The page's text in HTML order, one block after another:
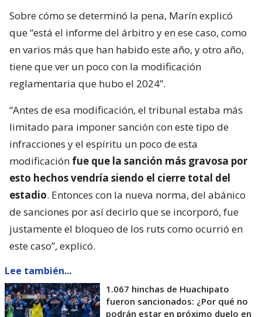
Sobre cómo se determinó la pena, Marín explicó
que “está el informe del árbitro y en ese caso, como
en varios más que han habido este año, y otro año,
tiene que ver un poco con la modificación
reglamentaria que hubo el 2024”.
“Antes de esa modificación, el tribunal estaba más
limitado para imponer sanción con este tipo de
infracciones y el espíritu un poco de esta
modificación fue que la sanción más gravosa por
esto hechos vendría siendo el cierre total del
estadio. Entonces con la nueva norma, del abánico
de sanciones por así decirlo que se incorporó, fue
justamente el bloqueo de los ruts como ocurrió en
este caso”, explicó.
Lee también...
1.067 hinchas de Huachipato
fueron sancionados: ¿Por qué no
podrán estar en próximo duelo en